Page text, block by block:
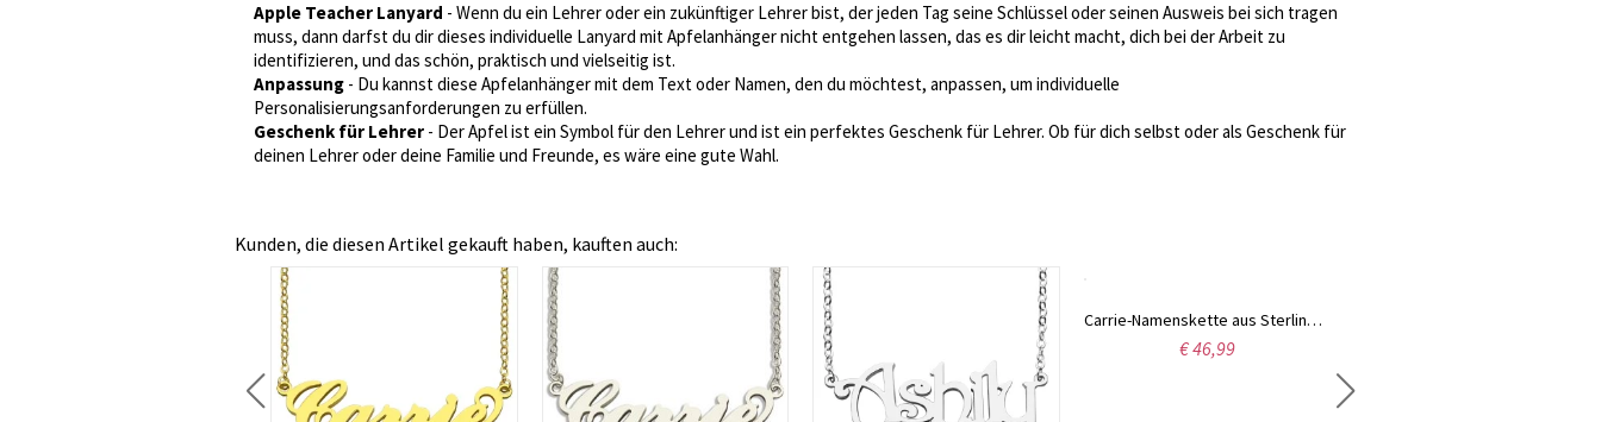
Apple Teacher Lanyard - Wenn du ein Lehrer oder ein zukünftiger Lehrer bist, der jeden Tag seine Schlüssel oder seinen Ausweis bei sich tragen
muss, dann darfst du dir dieses individuelle Lanyard mit Apfelanhänger nicht entgehen lassen, das es dir leicht macht, dich bei der Arbeit zu
identifizieren, und das schön, praktisch und vielseitig ist.
Anpassung - Du kannst diese Apfelanhänger mit dem Text oder Namen, den du möchtest, anpassen, um individuelle
Personalisierungsanforderungen zu erfüllen.
Geschenk für Lehrer - Der Apfel ist ein Symbol für den Lehrer und ist ein perfektes Geschenk für Lehrer. Ob für dich selbst oder als Geschenk für
deinen Lehrer oder deine Familie und Freunde, es wäre eine gute Wahl.
Kunden, die diesen Artikel gekauft haben, kauften auch:
Carrie-Namenskette aus Sterlingsilber mit Geburtssteinen
€ 46,99